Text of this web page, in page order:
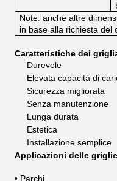
Note: anche altre
in base alla richiesta del
Caratteristiche dei
Durevole
Elevata capacità di
Sicurezza migliorata
Senza manutenzione
Lunga durata
Estetica
Installazione semplice
Applicazioni delle
• Parchi